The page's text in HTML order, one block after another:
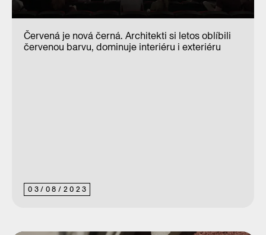
03/ 08/ 2023
Červená je nová černá. Architekti si letos oblíbili
červenou barvu, dominuje interiéru i exteriéru